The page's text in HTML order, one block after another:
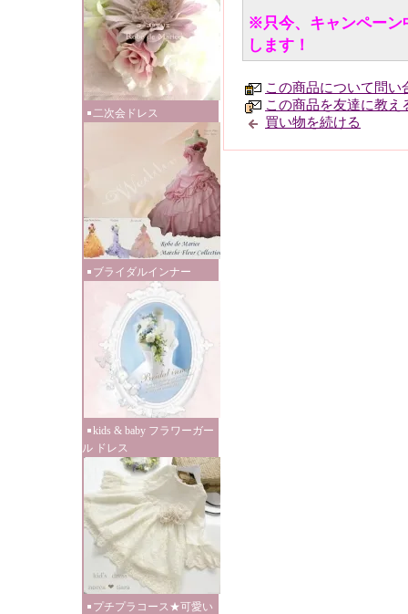
二次会ドレス
ブライダルインナー
kids & baby フラワーガー
ル ドレス
プチプラコース★可愛い
※只今、キャンペーン
します！
この商品について問い
この商品を友達に教え
買い物を続ける